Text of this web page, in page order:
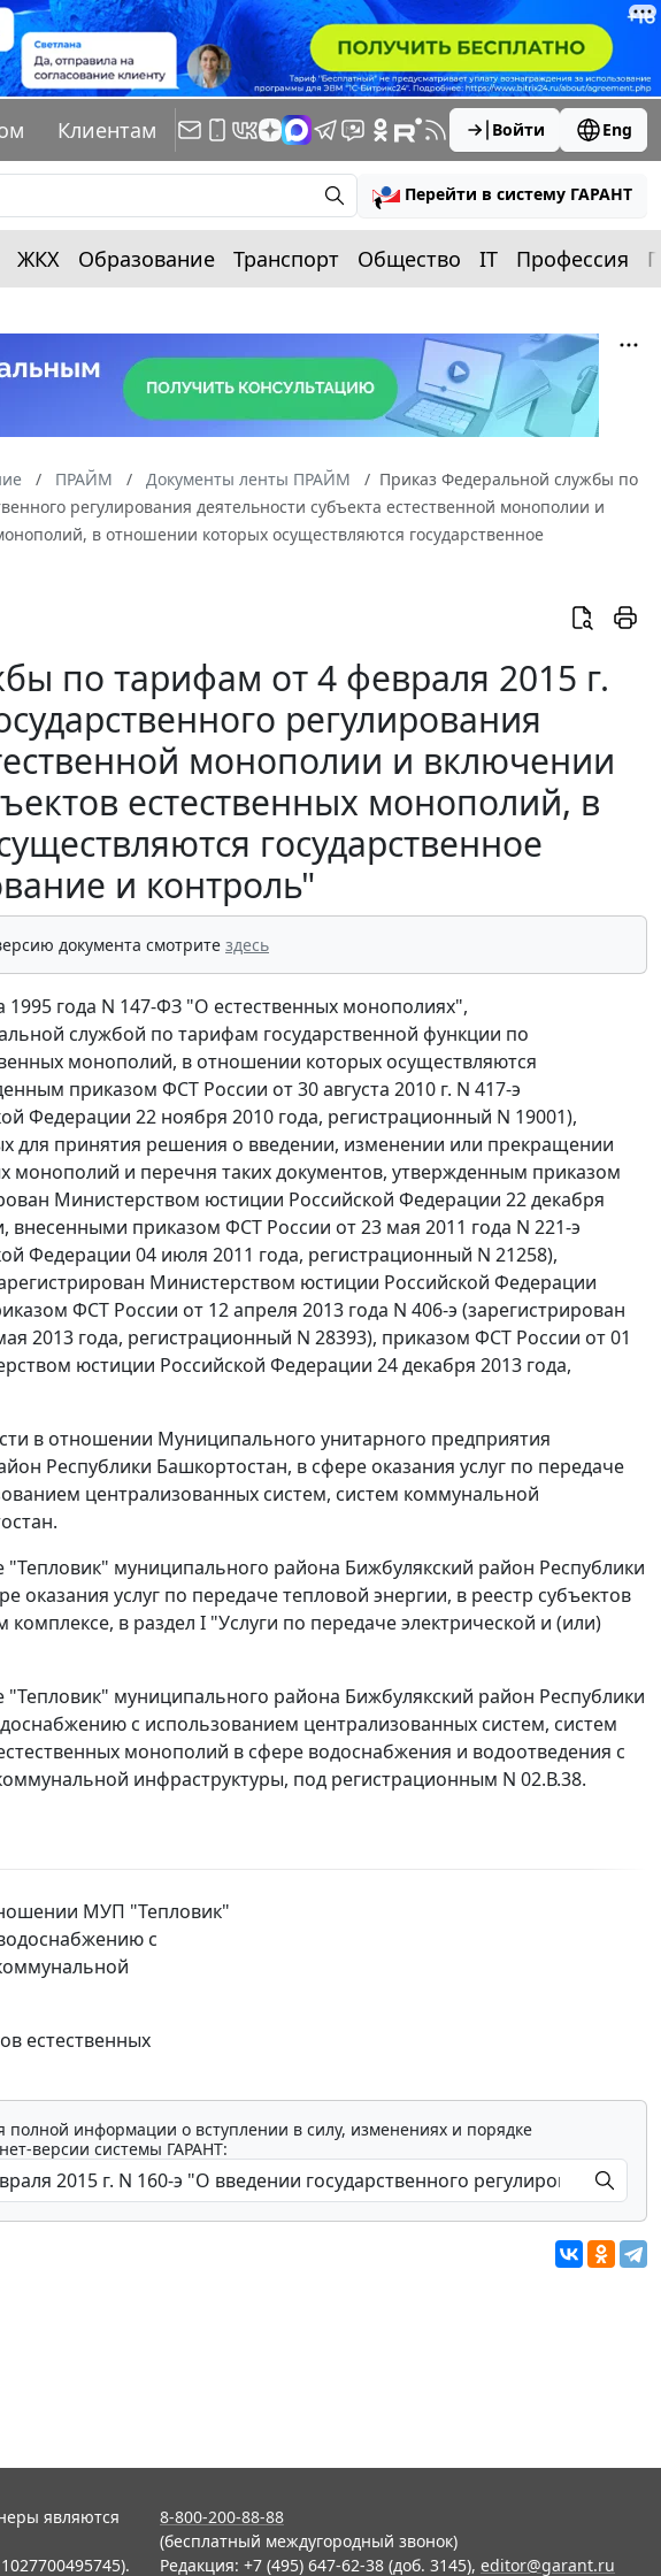
Клиентам Войти Eng
Перейти в систему ГАРАНТ
ЖКХ Образование Транспорт Общество IT Профессия
ПРАЙМ Документы ленты ПРАЙМ
Приказ Федеральной службы по
регулирования деятельности субъекта естественной монополии и
в отношении которых осуществляются государственное
по тарифам от 4 февраля 2015 г.
регулирования
монополии и включении
естественных монополий, в
государственное
и контроль"
документа смотрите здесь
года N 147-ФЗ "О естественных монополиях",
службой по тарифам государственной функции по
монополий, в отношении которых осуществляются
приказом ФСТ России от 30 августа 2010 г. N 417-э
Федерации 22 ноября 2010 года, регистрационный N 19001),
для принятия решения о введении, изменении или прекращении
монополий и перечня таких документов, утвержденным приказом
Министерством юстиции Российской Федерации 22 декабря
приказом ФСТ России от 23 мая 2011 года N 221-э
Федерации 04 июля 2011 года, регистрационный N 21258),
Министерством юстиции Российской Федерации
ФСТ России от 12 апреля 2013 года N 406-э (зарегистрирован
2013 года, регистрационный N 28393), приказом ФСТ России от 01
юстиции Российской Федерации 24 декабря 2013 года,
в отношении Муниципального унитарного предприятия
Республики Башкортостан, в сфере оказания услуг по передаче
централизованных систем, систем коммунальной
муниципального района Бижбулякский район Республики
услуг по передаче тепловой энергии, в реестр субъектов
в раздел I "Услуги по передаче электрической и (или)
муниципального района Бижбулякский район Республики
с использованием централизованных систем, систем
монополий в сфере водоснабжения и водоотведения с
инфраструктуры, под регистрационным N 02.В.38.
МУП "Тепловик"
с
естественных
полной информации о вступлении в силу, изменениях и порядке
версии системы ГАРАНТ:
являются
8-800-200-88-88
(бесплатный междугородный звонок)
Редакция: +7 (495) 647-62-38 (доб. 3145), editor@garant.ru